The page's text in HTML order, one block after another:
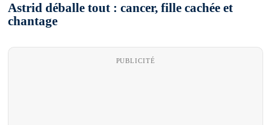
Astrid déballe tout : cancer, fille cachée et
chantage
PUBLICITÉ